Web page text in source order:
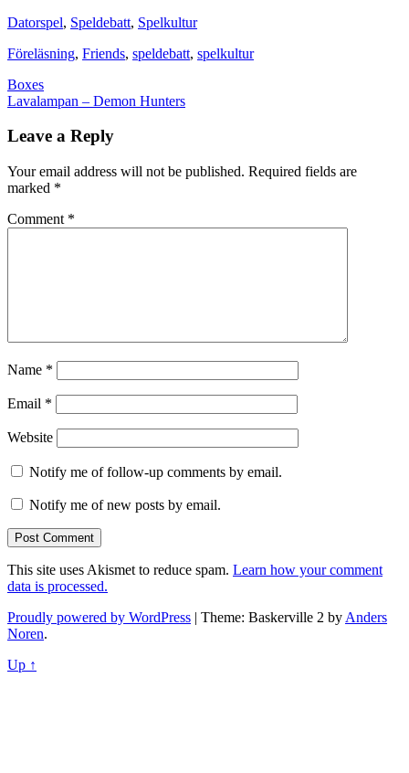
Datorspel, Speldebatt, Spelkultur
Föreläsning, Friends, speldebatt, spelkultur
Post
navigation
Boxes
Lavalampan – Demon Hunters
Leave a Reply
Your email address will not be published. Required fields are
marked *
Comment *
Name *
Email *
Website
Notify me of follow-up comments by email.
Notify me of new posts by email.
This site uses Akismet to reduce spam. Learn how your comment
data is processed.
Proudly powered by WordPress | Theme: Baskerville 2 by Anders
Noren.
Up ↑